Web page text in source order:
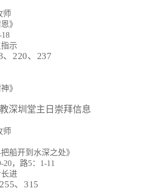
师
》
示
、220、237
》
深圳堂主日崇拜信息
师
船开到水深之处》
，路5：1-11
进
、315